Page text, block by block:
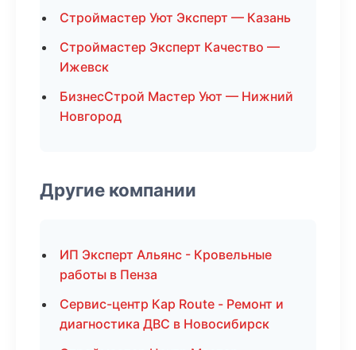
Строймастер Уют Эксперт — Казань
Строймастер Эксперт Качество —
Ижевск
БизнесСтрой Мастер Уют — Нижний
Новгород
Другие компании
ИП Эксперт Альянс - Кровельные
работы в Пенза
Сервис-центр Кар Route - Ремонт и
диагностика ДВС в Новосибирск